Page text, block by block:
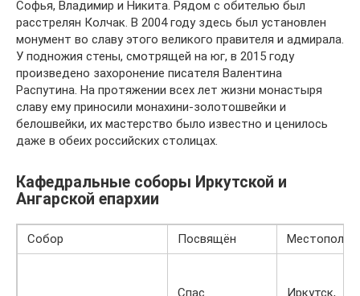
Софья, Владимир и Никита. Рядом с обителью был
расстрелян Колчак. В 2004 году здесь был установлен
монумент во славу этого великого правителя и адмирала.
У подножия стены, смотрящей на юг, в 2015 году
произведено захоронение писателя Валентина
Распутина. На протяжении всех лет жизни монастыря
славу ему приносили монахини-золотошвейки и
белошвейки, их мастерство было известно и ценилось
даже в обеих российских столицах.
Кафедральные соборы Иркутской и
Ангарской епархии
Собор Посвящён
Спас Иркутск,